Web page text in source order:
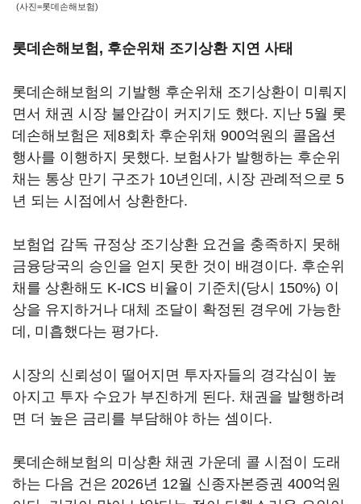
(사진=롯데손해보험)
롯데손해보험, 후순위채 조기상환 지연 사태
롯데손해보험의 기발행 후순위채 조기상환이 미뤄지
면서 채권 시장 불안감이 커지기도 했다. 지난 5월 롯
데손해보험은 제8회차 후순위채 900억원의 콜옵션
행사를 이행하지 못했다. 보험사가 발행하는 후순위
채는 통상 만기 구조가 10년인데, 시장 관례적으로 5
년 되는 시점에서 상환한다.
보험업 감독 규정상 조기상환 요건을 충족하지 못해
금융당국의 승인을 얻지 못한 것이 배경이다. 후순위
채를 상환해도 K-ICS 비율이 기준치(당시 150%) 이
상을 유지하거나 대체 조달이 확정된 경우에 가능한
데, 미흡했다는 평가다.
시장의 신뢰성이 떨어지면 투자자들의 경각심이 높
아지고 투자 수요가 부진하게 된다. 채권을 발행하려
면 더 높은 금리를 부담해야 하는 셈이다.
롯데손해보험의 미상환 채권 가운데 콜 시점이 도래
하는 다음 건은 2026년 12월 신종자본증권 400억원